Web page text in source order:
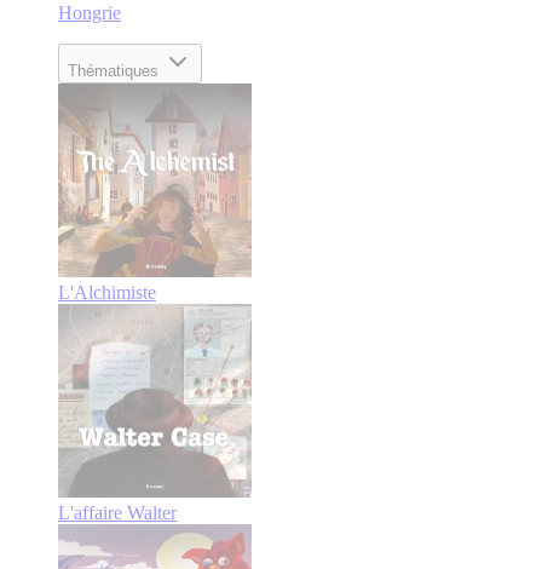
Hongrie
Thématiques
L'Alchimiste
L'affaire Walter